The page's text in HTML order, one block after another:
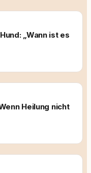
„Wann ist es
Heilung nicht